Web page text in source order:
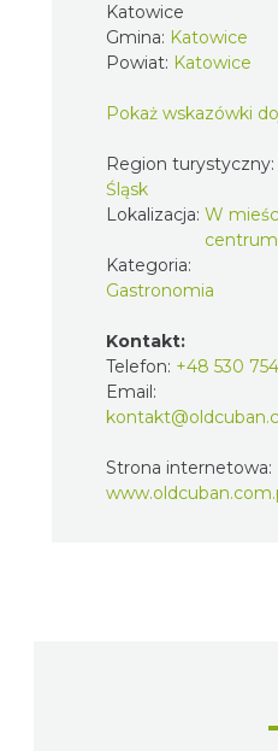
Katowice
Gmina: Katowice
Powiat: Katowice
Pokaż wskazówki
Region turystyczny:
Śląsk
Lokalizacja: W
Kategoria:
Gastronomia
Kontakt:
Telefon: +48 530
Email:
Strona internetowa: